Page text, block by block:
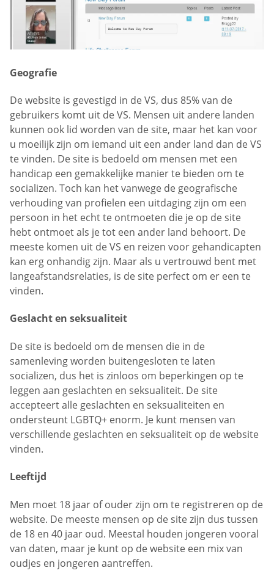
Geografie
De website is gevestigd in de VS, dus 85% van de
gebruikers komt uit de VS. Mensen uit andere landen
kunnen ook lid worden van de site, maar het kan voor
u moeilijk zijn om iemand uit een ander land dan de VS
te vinden. De site is bedoeld om mensen met een
handicap een gemakkelijke manier te bieden om te
socializen. Toch kan het vanwege de geografische
verhouding van profielen een uitdaging zijn om een
persoon in het echt te ontmoeten die je op de site
hebt ontmoet als je tot een ander land behoort. De
meeste komen uit de VS en reizen voor gehandicapten
kan erg onhandig zijn. Maar als u vertrouwd bent met
langeafstandsrelaties, is de site perfect om er een te
vinden.
Geslacht en seksualiteit
De site is bedoeld om de mensen die in de
samenleving worden buitengesloten te laten
socializen, dus het is zinloos om beperkingen op te
leggen aan geslachten en seksualiteit. De site
accepteert alle geslachten en seksualiteiten en
ondersteunt LGBTQ+ enorm. Je kunt mensen van
verschillende geslachten en seksualiteit op de website
vinden.
Leeftijd
Men moet 18 jaar of ouder zijn om te registreren op de
website. De meeste mensen op de site zijn dus tussen
de 18 en 40 jaar oud. Meestal houden jongeren vooral
van daten, maar je kunt op de website een mix van
oudjes en jongeren aantreffen.